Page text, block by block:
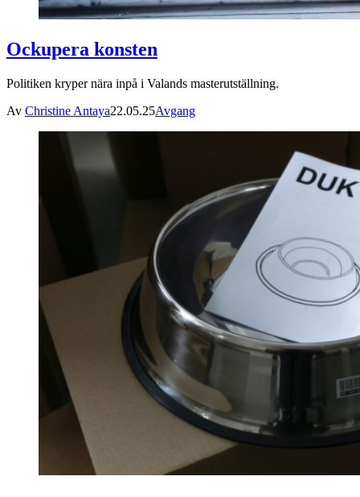
Ockupera konsten
Politiken kryper nära inpå i Valands masterutställning.
Av Christine Antaya22.05.25Avgang